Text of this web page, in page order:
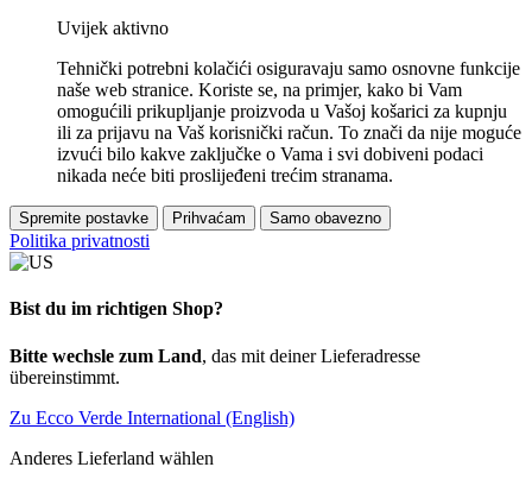
Uvijek aktivno
Tehnički potrebni kolačići osiguravaju samo osnovne funkcije
naše web stranice. Koriste se, na primjer, kako bi Vam
omogućili prikupljanje proizvoda u Vašoj košarici za kupnju
ili za prijavu na Vaš korisnički račun. To znači da nije moguće
izvući bilo kakve zaključke o Vama i svi dobiveni podaci
nikada neće biti proslijeđeni trećim stranama.
Spremite postavke Prihvaćam Samo obavezno
Politika privatnosti
Bist du im richtigen Shop?
Bitte wechsle zum Land, das mit deiner Lieferadresse
übereinstimmt.
Zu Ecco Verde International (English)
Anderes Lieferland wählen